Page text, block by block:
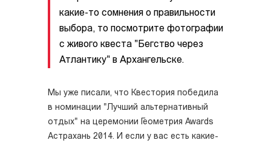
какие-то сомнения о правильности
выбора, то посмотрите фотографии
с живого квеста "Бегство через
Атлантику" в Архангельске.
Мы уже писали, что Квестория победила
в номинации "Лучший альтернативный
отдых" на церемонии Геометрия Awards
Астрахань 2014. И если у вас есть какие-